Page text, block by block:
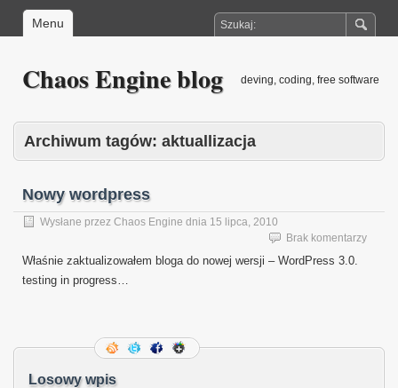
Menu
Chaos Engine blog deving, coding, free software
Archiwum tagów: aktuallizacja
Nowy wordpress
Wysłane przez Chaos Engine dnia 15 lipca, 2010
Brak komentarzy
Właśnie zaktualizowałem bloga do nowej wersji – WordPress 3.0.
testing in progress…
Losowy wpis